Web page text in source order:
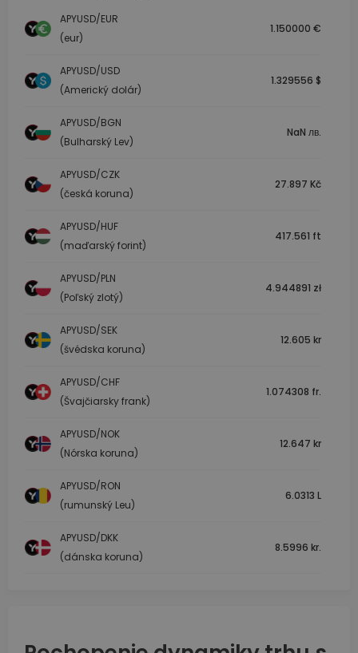
APYUSD/EUR
(eur)
1.150000 €
APYUSD/USD
(Americký dolár)
1.329556 $
APYUSD/BGN
(Bulharský Lev)
NaN лв.
APYUSD/CZK
(česká koruna)
27.897 Kč
APYUSD/HUF
(maďarský forint)
417.561 ft
APYUSD/PLN
(Poľský zlotý)
4.944891 zł
APYUSD/SEK
(švédska koruna)
12.605 kr
APYUSD/CHF
(Švajčiarsky frank)
1.074308 fr.
APYUSD/NOK
(Nórska koruna)
12.647 kr
APYUSD/RON
(rumunský Leu)
6.0313 L
APYUSD/DKK
(dánska koruna)
8.5996 kr.